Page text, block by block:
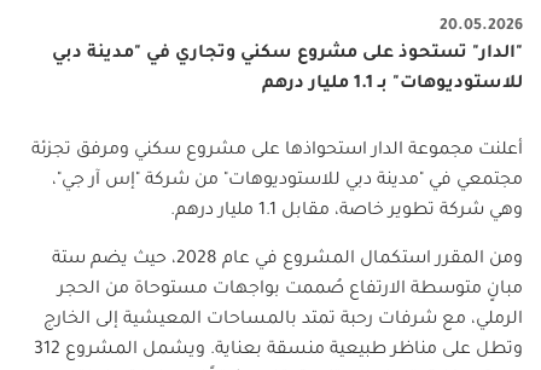
20.05.2026
"الدار" تستحوذ على مشروع سكني وتجاري في "مدينة دبي
للاستوديوهات" بـ 1.1 مليار درهم
أعلنت مجموعة الدار استحواذها على مشروع سكني ومرفق تجزئة
مجتمعي في "مدينة دبي للاستوديوهات" من شركة "إس آر جي"،
وهي شركة تطوير خاصة، مقابل 1.1 مليار درهم
.
ومن المقرر استكمال المشروع في عام 2028، حيث يضم ستة
مبانٍ متوسطة الارتفاع صُممت بواجهات مستوحاة من الحجر
الرملي، مع شرفات رحبة تمتد بالمساحات المعيشية إلى الخارج
وتطل على مناظر طبيعية منسقة بعناية. ويشمل المشروع 312